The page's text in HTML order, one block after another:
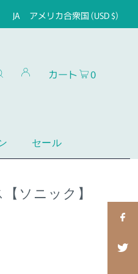
JA アメリカ合衆国 (USD $)
セール
カート 0
ソニック】